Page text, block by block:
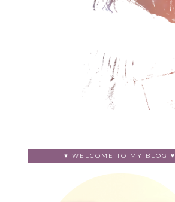
♥ WELCOME TO MY BLOG ♥